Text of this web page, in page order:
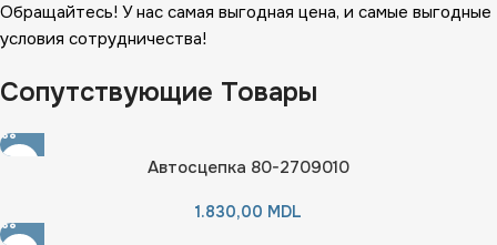
Обращайтесь! У нас самая выгодная цена, и самые выгодные
условия сотрудничества!
Сопутствующие Товары
Автосцепка 80-2709010
1.830,00 MDL